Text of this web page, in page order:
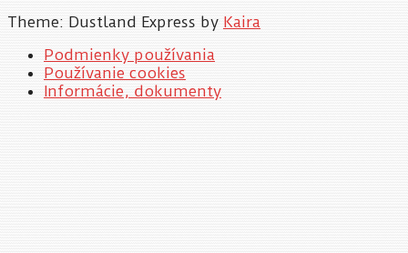
Theme: Dustland Express by Kaira
Podmienky používania
Používanie cookies
Informácie, dokumenty